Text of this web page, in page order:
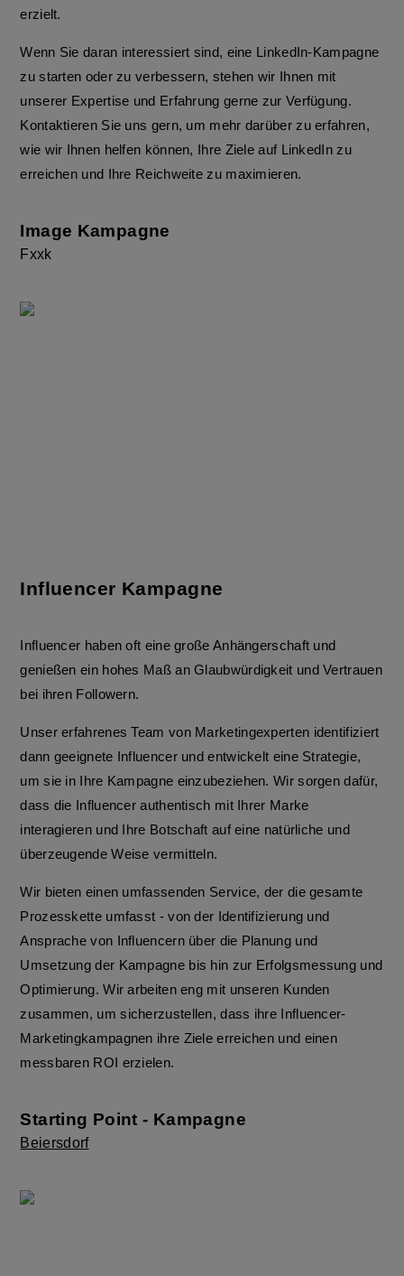
erzielt.
Wenn Sie daran interessiert sind, eine LinkedIn-Kampagne
zu starten oder zu verbessern, stehen wir Ihnen mit
unserer Expertise und Erfahrung gerne zur Verfügung.
Kontaktieren Sie uns gern, um mehr darüber zu erfahren,
wie wir Ihnen helfen können, Ihre Ziele auf LinkedIn zu
erreichen und Ihre Reichweite zu maximieren.
Image Kampagne
Fxxk
Influencer Kampagne
Influencer haben oft eine große Anhängerschaft und
genießen ein hohes Maß an Glaubwürdigkeit und Vertrauen
bei ihren Followern.
Unser erfahrenes Team von Marketingexperten identifiziert
dann geeignete Influencer und entwickelt eine Strategie,
um sie in Ihre Kampagne einzubeziehen. Wir sorgen dafür,
dass die Influencer authentisch mit Ihrer Marke
interagieren und Ihre Botschaft auf eine natürliche und
überzeugende Weise vermitteln.
Wir bieten einen umfassenden Service, der die gesamte
Prozesskette umfasst - von der Identifizierung und
Ansprache von Influencern über die Planung und
Umsetzung der Kampagne bis hin zur Erfolgsmessung und
Optimierung. Wir arbeiten eng mit unseren Kunden
zusammen, um sicherzustellen, dass ihre Influencer-
Marketingkampagnen ihre Ziele erreichen und einen
messbaren ROI erzielen.
Starting Point - Kampagne
Beiersdorf